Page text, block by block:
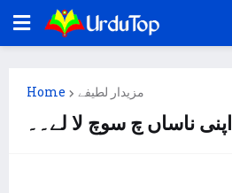
Home مزیدار لطیفے
اپنی ناساں چ سوچ لا لے۔۔